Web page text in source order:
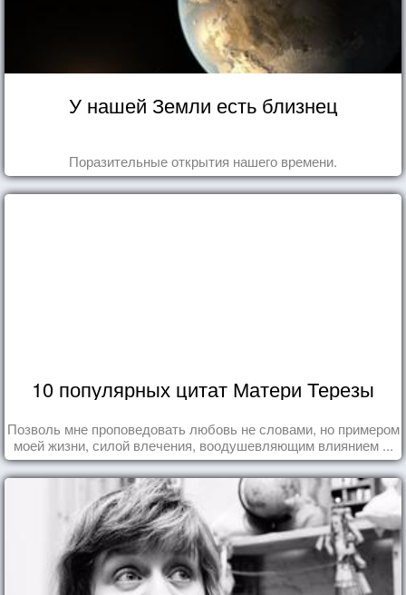
У нашей Земли есть близнец
Поразительные открытия нашего времени.
10 популярных цитат Матери Терезы
Позволь мне проповедовать любовь не словами, но примером
моей жизни, силой влечения, воодушевляющим влиянием ...